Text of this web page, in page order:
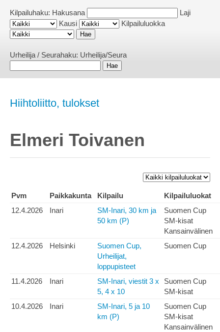
Kilpailuhaku: Hakusana
Laji
Kausi
Kilpailuluokka
Urheilija / Seurahaku: Urheilija/Seura
Hiihtoliitto, tulokset
Elmeri Toivanen
Pvm Paikkakunta Kilpailu
Kilpailuluokat
12.4.2026
Inari
SM-Inari, 30 km ja
50 km (P)
Suomen Cup
SM-kisat
Kansainvälinen
12.4.2026
Helsinki
Suomen Cup,
Urheilijat,
loppupisteet
Suomen Cup
11.4.2026 Inari
SM-Inari, viestit 3 x
5, 4 x 10
Suomen Cup
SM-kisat
10.4.2026
Inari
SM-Inari, 5 ja 10
km (P)
Suomen Cup
SM-kisat
Kansainvälinen